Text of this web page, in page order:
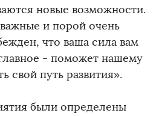
новые возможности.
и порой очень
что ваша сила вам
- поможет нашему
свой путь развития».
были определены